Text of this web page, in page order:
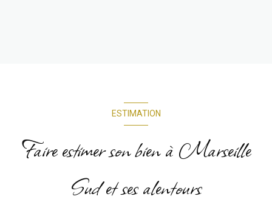
ESTIMATION
Faire estimer son bien à Marseille
Sud et ses alentours